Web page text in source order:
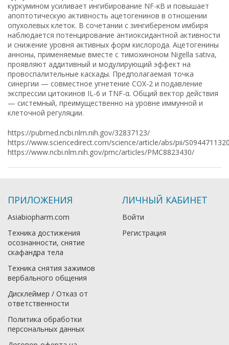
куркумином усиливает ингибирование NF-κB и повышает
апоптотическую активность ацетогенинов в отношении
опухолевых клеток. В сочетании с зингибереном имбиря
наблюдается потенцирование антиоксидантной активности
и снижение уровня активных форм кислорода. Ацетогенины
анноны, применяемые вместе с тимохиноном Nigella sativa,
проявляют аддитивный и модулирующий эффект на
провоспалительные каскады. Предполагаемая точка
синергии — совместное угнетение COX-2 и подавление
экспрессии цитокинов IL-6 и TNF-α. Общий вектор действия
— системный, преимущественно на уровне иммунной и
клеточной регуляции.
https://pubmed.ncbi.nlm.nih.gov/32837123/
https://www.sciencedirect.com/science/article/abs/pii/
https://www.ncbi.nlm.nih.gov/pmc/articles/PMC8823430/
ПРИЛОЖЕНИЯ
Asiabiopharm.com
Техника достижения
осознанности, снятие
скафандра тела
Техника снятия зажимов
вербального общения
Дисклеймер / Отказ от
ответственности
Политика обработки
персональных данных
ЛИЧНЫЙ КАБИНЕТ
Войти
Регистрация